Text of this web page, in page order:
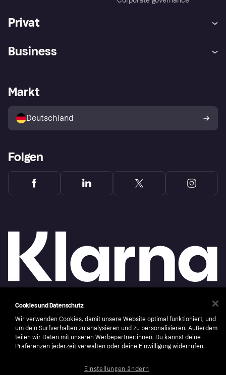
Privat
Klarna App
Shops entdecken
Käuferschutzrichtlinie
Dein Widerrufsrecht
Business
Händlerportal
Markt
Deutschland
Folgen
rights reserved. Klarna Bank AB (publ). Sveavägen 46, 111 34 Stockholm. Organization
number: 556737-0431
NutzungsbedingungenCookiesKlarna.com
Cookies und Datenschutz
Wir verwenden Cookies, damit unsere Website optimal funktioniert, und
um dein Surfverhalten zu analysieren und zu personalisieren. Außerdem
teilen wir Daten mit unseren Werbepartner:innen. Du kannst deine
Präferenzen jederzeit verwalten oder deine Einwilligung widerrufen.
Einstellungen ändern